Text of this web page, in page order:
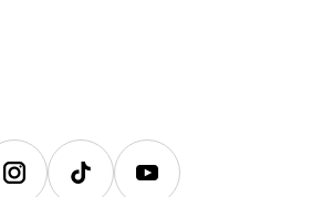
InstagramTikTok Youtube